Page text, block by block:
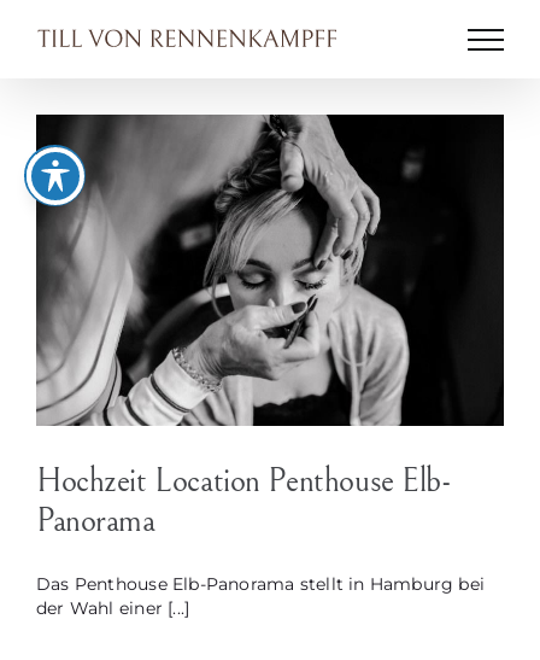
Inhalt
Hochzeit Location Penthouse Elb-
Panorama
Das Penthouse Elb-Panorama stellt in Hamburg bei
der Wahl einer [...]